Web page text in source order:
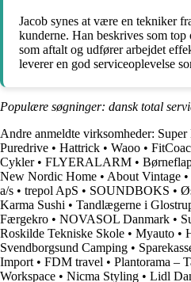
Jacob synes at være en tekniker
kunderne. Han beskrives som
som aftalt og udfører arbejdet
leverer en god serviceoplevelse
Populære søgninger: dansk total
Andre anmeldte virksomheder:
Puredrive • Hattrick • Waoo •
Cykler• FLYERALARM •
New Nordic Home • About Vintage •
a/s • trepol ApS • SOUNDBOKS •
Karma Sushi • Tandlægerne i
Færgekro • NOVASOL Danmark •
Roskilde Tekniske Skole • Myauto •
Svendborgsund Camping •
Import • FDM travel • Plantorama –
Workspace • Nicma Styling • Lidl